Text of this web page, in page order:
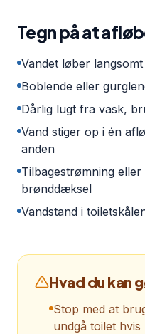
Tegn på at
Vandet løber
Boblende eller
Dårlig lugt fra vask,
Vand stiger op i én
anden
Tilbagestrømning
brønddæksel
Vandstand i
Hvad du kan
Stop med at
undgå toilet hvis